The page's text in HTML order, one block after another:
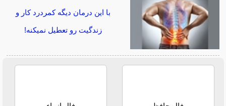
با این درمان دیگه کمردرد کار و
زندگیت رو تعطیل نمیکنه!